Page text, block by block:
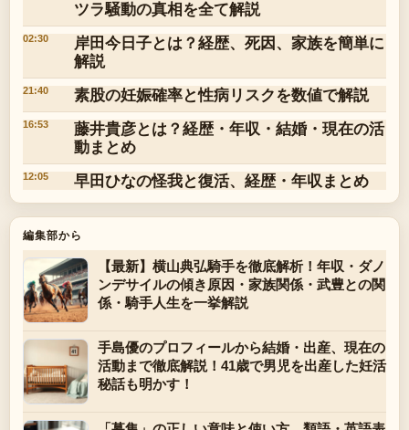
ツラ騒動の真相を全て解説
02:30
岸田今日子とは？経歴、死因、家族を簡単に
解説
21:40 素股の妊娠確率と性病リスクを数値で解説
16:53
藤井貴彦とは？経歴・年収・結婚・現在の活
動まとめ
12:05 早田ひなの怪我と復活、経歴・年収まとめ
編集部から
【最新】横山典弘騎手を徹底解析！年収・ダノ
ンデサイルの傾き原因・家族関係・武豊との関
係・騎手人生を一挙解説
手島優のプロフィールから結婚・出産、現在の
活動まで徹底解説！41歳で男児を出産した妊活
秘話も明かす！